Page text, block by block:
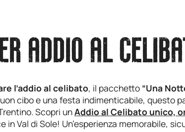
ADDIO AL
l’addio al celibato, il pacchetto “Una
cibo e una festa indimenticabile, questo
Scopri unAddio al Celibato unico,
in Val di Sole! Un’esperienza memorabile,